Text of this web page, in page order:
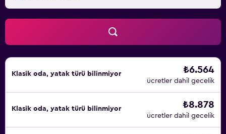
Klasik oda, yatak türü bilinmiyor ₺6.564
ücretler dahil gecelik
Klasik oda, yatak türü bilinmiyor ₺8.878
ücretler dahil gecelik